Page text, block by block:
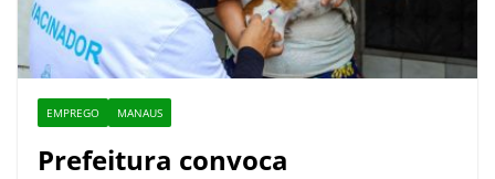
EMPREGO MANAUS
Prefeitura convoca